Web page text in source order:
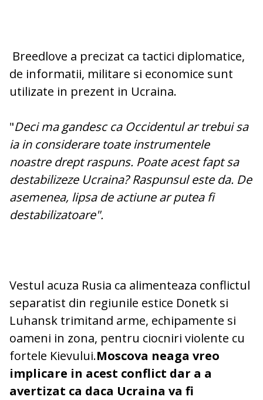
Breedlove a precizat ca tactici diplomatice,
de informatii, militare si economice sunt
utilizate in prezent in Ucraina.
"Deci ma gandesc ca Occidentul ar trebui sa
ia in considerare toate instrumentele
noastre drept raspuns. Poate acest fapt sa
destabilizeze Ucraina? Raspunsul este da. De
asemenea, lipsa de actiune ar putea fi
destabilizatoare".
Vestul acuza Rusia ca alimenteaza conflictul
separatist din regiunile estice Donetk si
Luhansk trimitand arme, echipamente si
oameni in zona, pentru ciocniri violente cu
fortele Kievului.Moscova neaga vreo
implicare in acest conflict dar a a
avertizat ca daca Ucraina va fi